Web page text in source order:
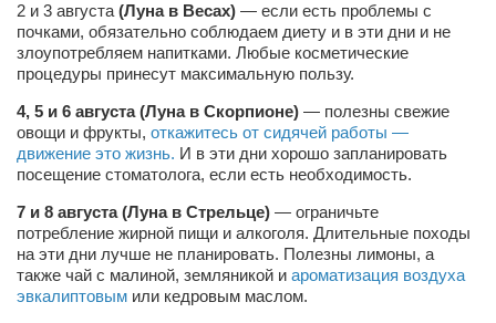
Орест Коваль
Тамара Кубракова
Елена Мельник
Вера Паненко
Семён Салатенко
Актёры
Валентин Бурый
Артём Мяус
2 и 3 августа (Луна в Весах) — если есть проблемы с
почками, обязательно соблюдаем диету и в эти дни и не
злоупотребляем напитками. Любые косметические
процедуры принесут максимальную пользу.
4, 5 и 6 августа(Луна в Скорпионе) — полезны свежие
овощи и фрукты, откажитесь от сидячей работы —
движение это жизнь. И в эти дни хорошо запланировать
посещение стоматолога, если есть необходимость.
7 и 8 августа(Луна в Стрельце) — ограничьте
потребление жирной пищи и алкоголя. Длительные походы
на эти дни лучше не планировать. Полезны лимоны, а
также чай с малиной, земляникой и ароматизация воздуха
эвкалиптовым или кедровым маслом.